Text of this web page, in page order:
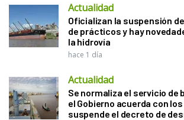
Actualidad
Oficializan la suspensión
de prácticos y hay
la hidrovía
hace 1 día
Actualidad
Se normaliza el servicio de
el Gobierno acuerda con
suspende el decreto de